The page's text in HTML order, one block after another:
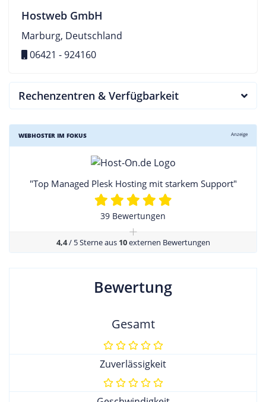
Hostweb GmbH
Marburg, Deutschland
06421 - 924160
Rechenzentren & Verfügbarkeit
WEBHOSTER IM FOKUS Anzeige
"Top Managed Plesk Hosting mit starkem Support"
39 Bewertungen
+
4,4/ 5 Sterne aus 10externen Bewertungen
Bewertung
Gesamt
Zuverlässigkeit